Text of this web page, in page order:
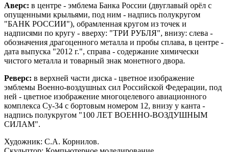
Аверс: в центре - эмблема Банка России (двуглавый орёл с
опущенными крыльями, под ним - надпись полукругом
"БАНК РОССИИ"), обрамленная кругом из точек и
надписями по кругу - вверху: "ТРИ РУБЛЯ", внизу: слева -
обозначения драгоценного металла и пробы сплава, в центре -
дата выпуска "2012 г.", справа - содержание химически
чистого металла и товарный знак монетного двора.
Реверс: в верхней части диска - цветное изображение
эмблемы Военно-воздушных сил Российской Федерации, под
ней - цветное изображение многоцелевого авиационного
комплекса Су-34 с бортовым номером 12, внизу у канта -
надпись полукругом "100 ЛЕТ ВОЕННО-ВОЗДУШНЫМ
СИЛАМ".
Художник: С.А. Корнилов.